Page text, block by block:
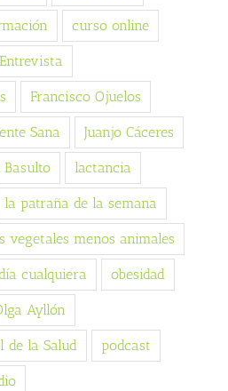
curso online
Entrevista
Francisco Ojuelos
Sana Juanjo Cáceres
Basulto lactancia
la patraña de la semana
vegetales menos animales
cualquiera obesidad
Ayllón
de la Salud podcast